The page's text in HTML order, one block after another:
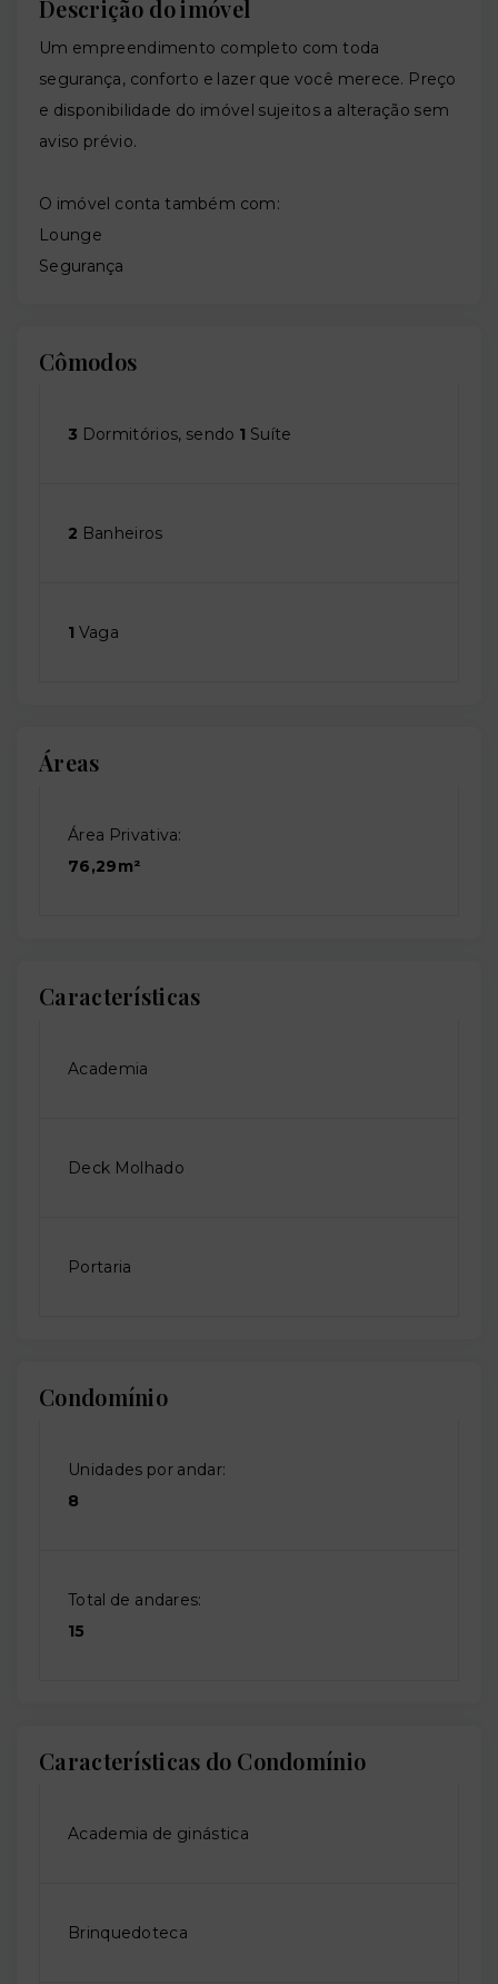
Descrição do imóvel
Um empreendimento completo com toda
segurança, conforto e lazer que você merece. Preço
e disponibilidade do imóvel sujeitos a alteração sem
aviso prévio.
O imóvel conta também com:
Lounge
Segurança
Cômodos
3 Dormitórios, sendo 1 Suíte
2 Banheiros
1 Vaga
Áreas
Área Privativa:
76,29m²
Características
Academia
Deck Molhado
Portaria
Condomínio
Unidades por andar:
8
Total de andares:
15
Características do Condomínio
Academia de ginástica
Brinquedoteca